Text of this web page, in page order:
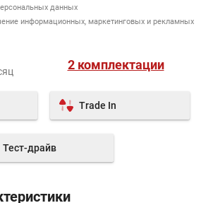
данных
информационных, маркетинговых и рекламных
2 комплектации
Trade In
Тест-драйв